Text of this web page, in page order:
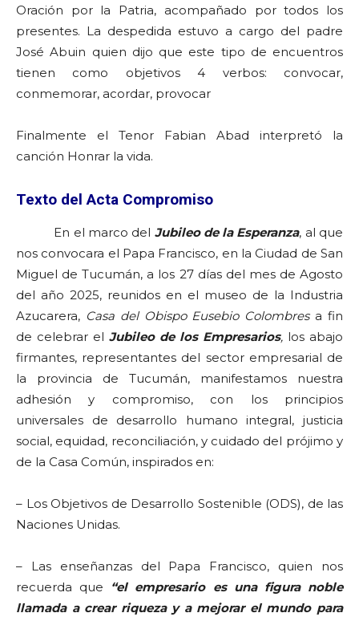
Oración por la Patria, acompañado por todos los
presentes. La despedida estuvo a cargo del padre
José Abuin quien dijo que este tipo de encuentros
tienen como objetivos 4 verbos: convocar,
conmemorar, acordar, provocar
Finalmente el Tenor Fabian Abad interpretó la
canción Honrar la vida.
Texto del Acta Compromiso
En el marco del Jubileo de la Esperanza, al que
nos convocara el Papa Francisco, en la Ciudad de San
Miguel de Tucumán, a los 27 días del mes de Agosto
del año 2025, reunidos en el museo de la Industria
Azucarera, Casa del Obispo Eusebio Colombresa fin
de celebrar el Jubileo de los Empresarios, los abajo
firmantes, representantes del sector empresarial de
la provincia de Tucumán, manifestamos nuestra
adhesión y compromiso, con los principios
universales de desarrollo humano integral, justicia
social, equidad, reconciliación, y cuidado del prójimo y
de la Casa Común, inspirados en:
– Los Objetivos de Desarrollo Sostenible (ODS), de las
Naciones Unidas.
– Las enseñanzas del Papa Francisco, quien nos
recuerda que “el empresario es una figura noble
llamada a crear riqueza y a mejorar el mundo para